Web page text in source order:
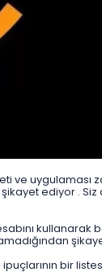
ve uygulaması
ediyor .
bir